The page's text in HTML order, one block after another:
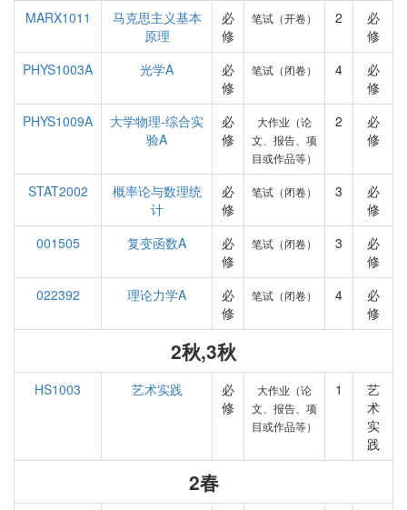
MARX1011
马克思主义基本
原理
必
修
笔试（开卷） 2
必
修
PHYS1003A
光学A
必
修
笔试（闭卷） 4
必
修
PHYS1009A
大学物理-综合实
验A
必
修
大作业（论
文、报告、项
目或作品等）
2
必
修
STAT2002
概率论与数理统
计
必
修
笔试（闭卷） 3
必
修
001505
复变函数A
必
修
笔试（闭卷） 3
必
修
022392
理论力学A
必
修
笔试（闭卷） 4
必
修
2秋,3秋
HS1003 艺术实践
必
修
大作业（论
文、报告、项
目或作品等）
1
艺
术
实
践
2春